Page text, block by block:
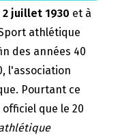
2 juillet 1930 et à
athlétique
des années 40
l'association
Pourtant ce
que le 20